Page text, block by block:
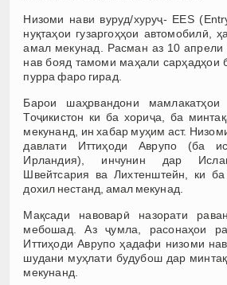
Низоми нави вуруд/хуруҷ- EES
нуқтаҳои гузаргоҳҳои автомобилӣ,
амал мекунад. Расман аз 10 апрели
нав бояд тамоми маҳали сарҳадҳои
пурра фаро гирад.
Барои шаҳрвандони
Тоҷикистон ки ба хориҷа, ба
мекунанд, ин хабар муҳим аст.
давлати Иттиҳоди Аврупо (ба
Ирландия), инчунин дар
Швейтсария ва Лихтенштейн, ки
дохил нестанд, амал мекунад.
Мақсади навоварӣ назорати
мебошад. Аз ҷумла, расонаҳои
Иттиҳоди Аврупо ҳадафи низоми
шудани муҳлати будубош дар
мекунанд.